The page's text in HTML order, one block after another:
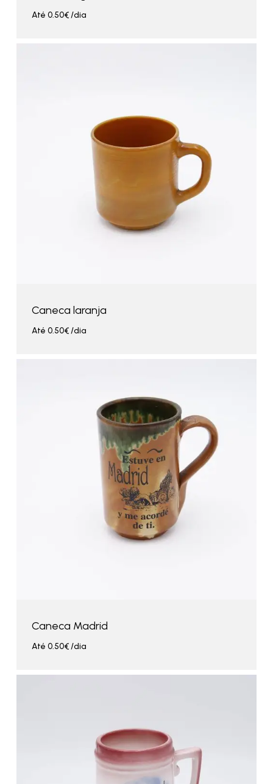
Até 0.50€/dia
Caneca laranja
Até 0.50€/dia
Caneca Madrid
Até 0.50€/dia